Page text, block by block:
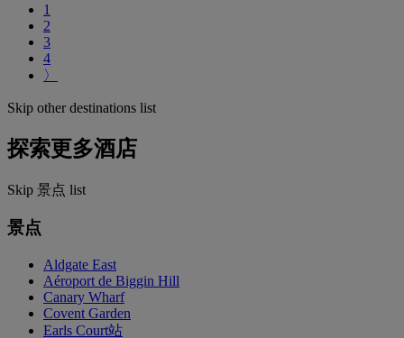
1
2
3
4
〉
Skip other destinations list
探索更多酒店
Skip 景点 list
景点
Aldgate East
Aéroport de Biggin Hill
Canary Wharf
Covent Garden
Earls Court站